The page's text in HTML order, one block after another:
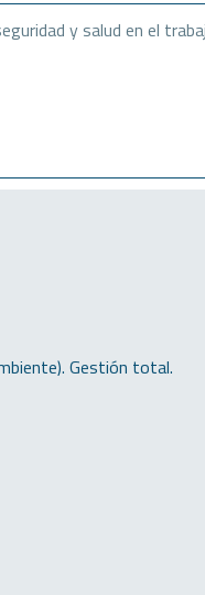
y salud en el
Gestión total.